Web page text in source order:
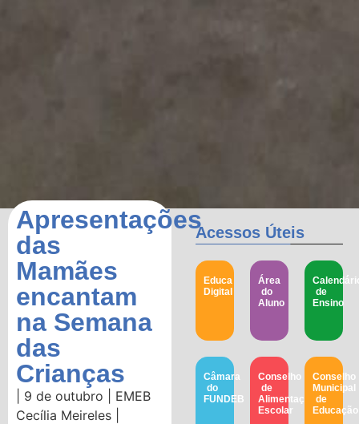
Apresentações
das
Mamães
encantam
na Semana
das
Crianças
| 9 de outubro | EMEB
Cecília Meireles |
Acessos Úteis
Educa
Digital
Área
do
Aluno
de
Ensino
Câmara
do
FUNDEB
Conselho
de
Alimentação
Escolar
Conselho
Municipal
de
Educação​